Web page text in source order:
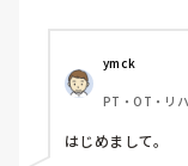
ymck
PT・OT・リ
はじめまして。